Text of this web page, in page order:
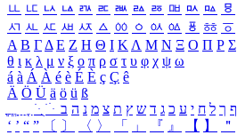
ㅥ ㅦ ㅧ ㅨ ㅩ ㅪ ㅫ ㅬ ㅭ ㅮ ㅯ ㅰ ㅱ
ㅺ ㅻ ㅼ ㅽ ㅾ ㅿ ㆀ ㆁ ㆂ ㆃ ㆄ ㆅ ㆆ
Α Β ΓΔ Ε Ζ Η Θ Ι ΚΛ Μ Ν Ξ Ο Π Ρ Σ
θ ι κ λ μ ν ξ ο π ρ σ τ υ φ χ ψ ω
á à Á À é è É È ç Ç ê
Ä Ö Ü ä ö ü ß
ִֶֹ ֻּ ׁׂ ף ך ל ח י ע כ ג ד ש ץ ת צ מ נ ה ב
‘ ’ “ ” 〔 〕 〈 〉 「 」 『 』 【 】 ＂